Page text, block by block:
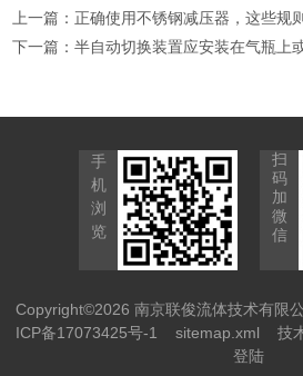
上一篇： 正确使用不锈钢减压器，这些规
下一篇：半自动切换装置应安装在气瓶上
手
机
浏
览
扫
码
加
微
信
Copyright©2026 南京联俊流体技术有限
ICP备17073425号-1
sitemap.xml 技
登陆